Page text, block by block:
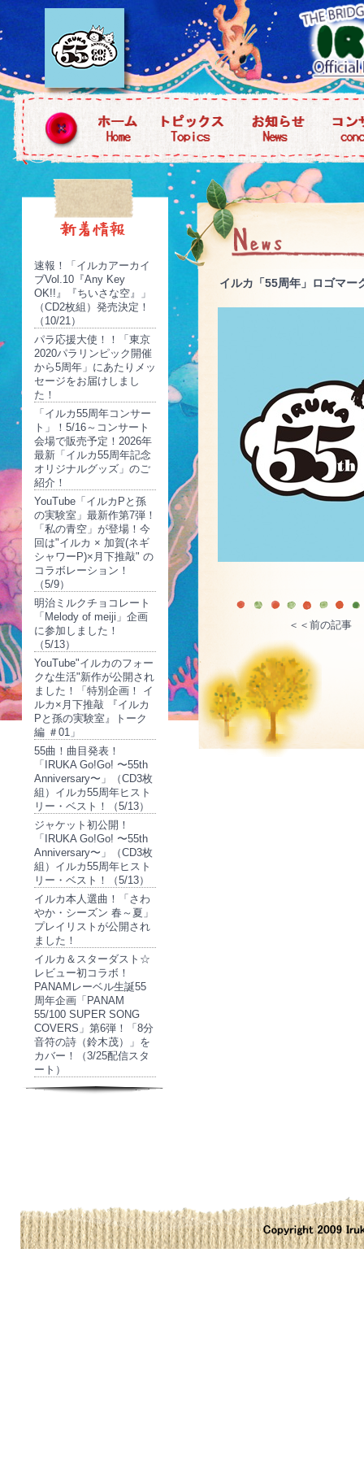
速報！「イルカアーカイ
ブVol.10『Any Key
OK!!』『ちいさな空』」
（CD2枚組）発売決定！
（10/21）
パラ応援大使！！「東京
2020パラリンピック開催
から5周年」にあたりメッ
セージをお届けしまし
た！
「イルカ55周年コンサー
ト」！5/16～コンサート
会場で販売予定！2026年
最新「イルカ55周年記念
オリジナルグッズ」のご
紹介！
YouTube「イルカPと孫
の実験室」最新作第7弾！
「私の青空」が登場！今
回は"イルカ × 加賀(ネギ
シャワーP)×月下推敲" の
コラボレーション！
（5/9）
明治ミルクチョコレート
「Melody of meiji」企画
に参加しました！
（5/13）
YouTube"イルカのフォー
クな生活"新作が公開され
ました！「特別企画！ イ
ルカ×月下推敲 『イルカ
Pと孫の実験室』トーク
編 ＃01」
55曲！曲目発表！
「IRUKA Go!Go! 〜55th
Anniversary〜」（CD3枚
組）イルカ55周年ヒスト
リー・ベスト！（5/13）
ジャケット初公開！
「IRUKA Go!Go! 〜55th
Anniversary〜」（CD3枚
組）イルカ55周年ヒスト
リー・ベスト！（5/13）
イルカ本人選曲！「さわ
やか・シーズン 春～夏」
プレイリストが公開され
ました！
イルカ＆スターダスト☆
レビュー初コラボ！
PANAMレーベル生誕55
周年企画「PANAM
55/100 SUPER SONG
COVERS」第6弾！「8分
音符の詩（鈴木茂）」を
カバー！（3/25配信スタ
ート）
イルカ「55周年」ロゴマー
＜＜前の記事